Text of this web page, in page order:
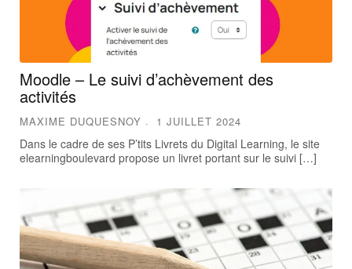
Moodle – Le suivi d’achèvement des
activités
MAXIME DUQUESNOY 1 JUILLET 2024
Dans le cadre de ses P’tits Livrets du Digital Learning, le site
elearningboulevard propose un livret portant sur le suivi […]